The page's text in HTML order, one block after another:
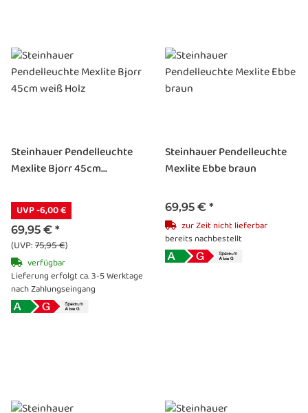
Steinhauer Pendelleuchte
Mexlite Bjorr 45cm...
UVP -6,00 €
69,95 € *
(UVP:75,95 €)
verfügbar
Lieferung erfolgt ca. 3-5 Werktage
nach Zahlungseingang
Steinhauer Pendelleuchte
Mexlite Ebbe braun
69,95 € *
zur Zeit nicht lieferbar
bereits nachbestellt